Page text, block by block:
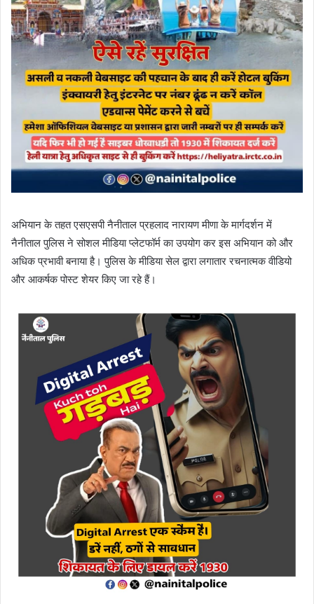
अभियान के तहत एसएसपी नैनीताल प्रहलाद नारायण मीणा के मार्गदर्शन में
नैनीताल पुलिस ने सोशल मीडिया प्लेटफॉर्म का उपयोग कर इस अभियान को और
अधिक प्रभावी बनाया है। पुलिस के मीडिया सेल द्वारा लगातार रचनात्मक वीडियो
और आकर्षक पोस्ट शेयर किए जा रहे हैं।